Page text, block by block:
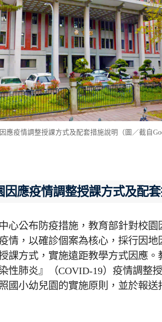
應疫情調整授課方式及配套措施說明（圖／截自
因應疫情調整授課方式及配
心公布防疫措施，教育部針對校園
情，以確診個案為核心，採行因地
課方式，實施遠距教學方式因應
性肺炎』（COVID-19）疫情調整
國小幼兒園的實施原則，並於報